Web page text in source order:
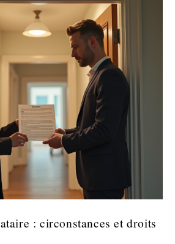
: circonstances et droits